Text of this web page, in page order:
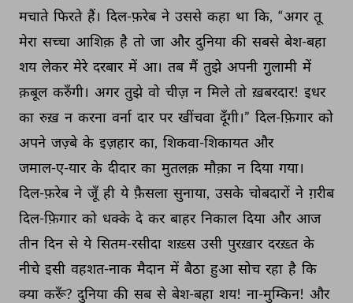
मचाते फिरते हैं। दिल-फ़रेब ने उससे कहा था कि, “अगर तू
मेरा सच्चा आशिक़ है तो जा और दुनिया की सबसे बेश-बहा
शय लेकर मेरे दरबार में आ। तब मैं तुझे अपनी गु़लामी में
क़बूल करुँगी। अगर तुझे वो चीज़ न मिले तो ख़बरदार! इधर
का रुख़ न करना वर्ना दार पर खींचवा दूँगी।” दिल-फ़िगार को
अपने जज़्बे के इज़हार का, शिकवा-शिकायत और
जमाल-ए-यार के दीदार का मुतलक़ मौक़ा न दिया गया।
दिल-फ़रेब ने जूँ ही ये फ़ैसला सुनाया, उसके चोबदारों ने ग़रीब
दिल-फ़िगार को धक्के दे कर बाहर निकाल दिया और आज
तीन दिन से ये सितम-रसीदा शख़्स उसी पुरख़ार दरख़्त के
नीचे इसी वहशत-नाक मैदान में बैठा हुआ सोच रहा है कि
क्या करूँ? दुनिया की सब से बेश-बहा शय! ना-मुम्किन! और